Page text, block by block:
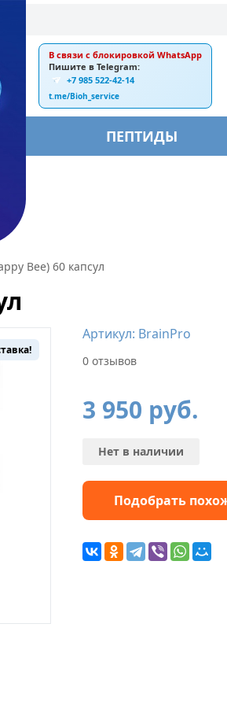
В связи с блокировкой WhatsApp
Пишите в Telegram:
+7 985 522-42-14
t.me/Bioh_service
ПЕПТИДЫ
Bee) 60 капсул
Артикул: BrainPro
0 отзывов
3 950 руб.
Нет в наличии
Подобрать